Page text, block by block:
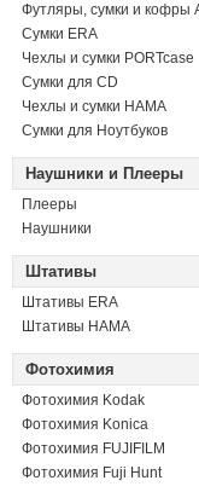
Футляры, сумки и кофры
Сумки ERA
Чехлы и сумки PORTcase
Сумки для CD
Чехлы и сумки HAMA
Сумки для Ноутбуков
Наушники и Плееры
Плееры
Наушники
Штативы
Штативы ERA
Штативы HAMA
Фотохимия
Фотохимия Kodak
Фотохимия Konica
Фотохимия FUJIFILM
Фотохимия Fuji Hunt